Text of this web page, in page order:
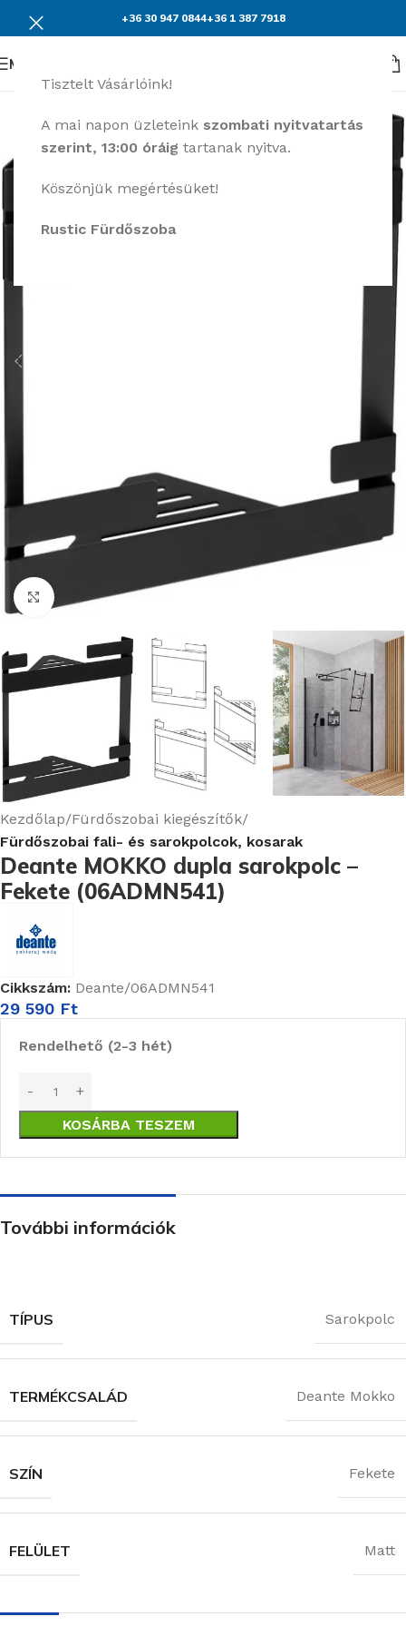
Tisztelt Vásárlóink!
A mai napon üzleteink szombati nyitvatartás
szerint, 13:00 óráig tartanak nyitva.
Köszönjük megértésüket!
Rustic Fürdőszoba
+36 30 947 0844+36 1 387 7918
Menü
Nagyításhoz kattints ide
Kezdőlap Fürdőszobai kiegészítők
Fürdőszobai fali- és sarokpolcok, kosarak
Deante MOKKO dupla sarokpolc –
Fekete (06ADMN541)
Cikkszám: Deante/06ADMN541
29 590 Ft
Rendelhető (2-3 hét)
KOSÁRBA TESZEM
További információk
TÍPUS Sarokpolc
TERMÉKCSALÁD Deante Mokko
SZÍN Fekete
FELÜLET Matt